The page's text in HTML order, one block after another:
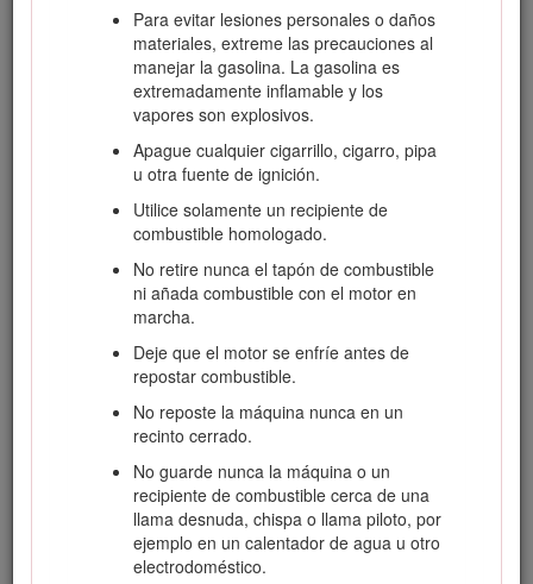
Para evitar lesiones personales o daños
materiales, extreme las precauciones al
manejar la gasolina. La gasolina es
extremadamente inflamable y los
vapores son explosivos.
Apague cualquier cigarrillo, cigarro, pipa
u otra fuente de ignición.
Utilice solamente un recipiente de
combustible homologado.
No retire nunca el tapón de combustible
ni añada combustible con el motor en
marcha.
Deje que el motor se enfríe antes de
repostar combustible.
No reposte la máquina nunca en un
recinto cerrado.
No guarde nunca la máquina o un
recipiente de combustible cerca de una
llama desnuda, chispa o llama piloto, por
ejemplo en un calentador de agua u otro
electrodoméstico.
Seguridad
Esta máquina cumple o supera los requisitos de
seguridad de cuchillas de la Comisión de Seguridad de
Productos de Consumo (CPSC) de los EUA para
cortacéspedes giratorios dirigidos.
El uso o el mantenimiento incorrectos de este
cortacésped puede causar lesiones. Para reducir la
posibilidad de lesión, cumpla estas instrucciones de
Toro ha diseñado y probado este cortacésped para que
ofrezca un servicio razonablemente seguro; no obstante,
incumplimiento de las instrucciones siguientes puede
causar lesiones personales.
Advertencia
Los gases de escape del motor contienen monóxido de
carbono, que es un veneno inodoro que puede matarle.